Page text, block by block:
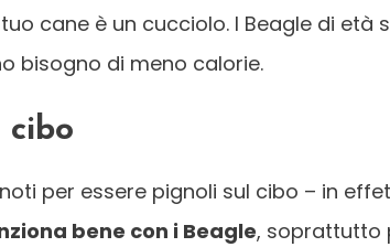
cane è un cucciolo. I Beagle di età
bisogno di meno calorie.
cibo
per essere pignoli sul cibo – in
bene con i Beagle, soprattutto